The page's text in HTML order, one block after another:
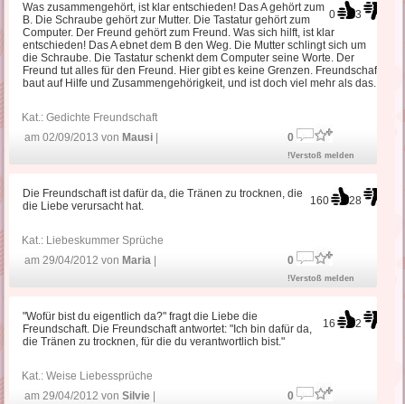
0 3
Was zusammengehört, ist klar entschieden! Das A gehört zum
B. Die Schraube gehört zur Mutter. Die Tastatur gehört zum
Computer. Der Freund gehört zum Freund. Was sich hilft, ist klar
entschieden! Das A ebnet dem B den Weg. Die Mutter schlingt sich um
die Schraube. Die Tastatur schenkt dem Computer seine Worte. Der
Freund tut alles für den Freund. Hier gibt es keine Grenzen. Freundschaft
baut auf Hilfe und Zusammengehörigkeit, und ist doch viel mehr als das.
Kat.:Gedichte Freundschaft
am 02/09/2013 von Mausi 0
!Verstoß melden
160 28
Die Freundschaft ist dafür da, die Tränen zu trocknen, die
die Liebe verursacht hat.
Kat.: Liebeskummer Sprüche
am 29/04/2012 von Maria 0
!Verstoß melden
16 2
"Wofür bist du eigentlich da?" fragt die Liebe die
Freundschaft. Die Freundschaft antwortet: "Ich bin dafür da,
die Tränen zu trocknen, für die du verantwortlich bist."
Kat.:Weise Liebessprüche
am 29/04/2012 vonSilvie 0